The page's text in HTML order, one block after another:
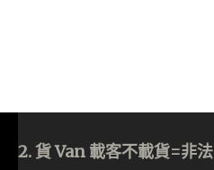
2. 貨 Van 載客不載貨=非法